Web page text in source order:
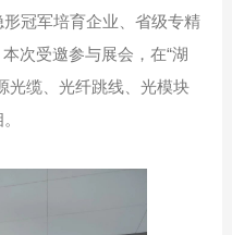
冠军培育企业、省级专精
次受邀参与展会，在“湖
光缆、光纤跳线、光模块